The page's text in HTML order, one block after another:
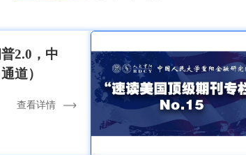
2.0，中
道）
查看详情